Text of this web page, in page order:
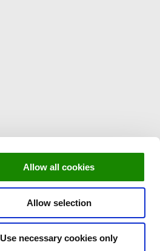
Allow all cookies
Allow selection
Use necessary cookies only